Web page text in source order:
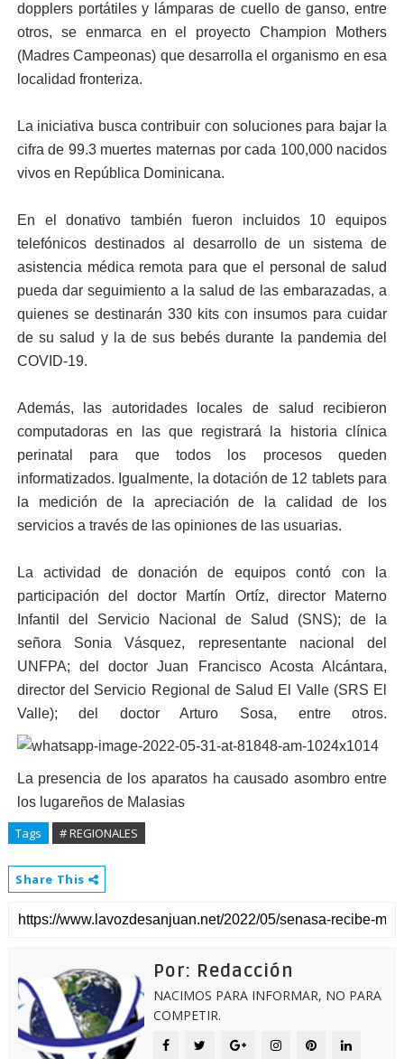
dopplers portátiles y lámparas de cuello de ganso, entre
otros, se enmarca en el proyecto Champion Mothers
(Madres Campeonas) que desarrolla el organismo en esa
localidad fronteriza.
La iniciativa busca contribuir con soluciones para bajar la
cifra de 99.3 muertes maternas por cada 100,000 nacidos
vivos en República Dominicana.
En el donativo también fueron incluidos 10 equipos
telefónicos destinados al desarrollo de un sistema de
asistencia médica remota para que el personal de salud
pueda dar seguimiento a la salud de las embarazadas, a
quienes se destinarán 330 kits con insumos para cuidar
de su salud y la de sus bebés durante la pandemia del
COVID-19.
Además, las autoridades locales de salud recibieron
computadoras en las que registrará la historia clínica
perinatal para que todos los procesos queden
informatizados. Igualmente, la dotación de 12 tablets para
la medición de la apreciación de la calidad de los
servicios a través de las opiniones de las usuarias.
La actividad de donación de equipos contó con la
participación del doctor Martín Ortíz, director Materno
Infantil del Servicio Nacional de Salud (SNS); de la
señora Sonia Vásquez, representante nacional del
UNFPA; del doctor Juan Francisco Acosta Alcántara,
director del Servicio Regional de Salud El Valle (SRS El
Valle); del doctor Arturo Sosa, entre otros.
La presencia de los aparatos ha causado asombro entre
los lugareños de Malasias
Tags # REGIONALES
Share This
Por: Redacción
NACIMOS PARA INFORMAR, NO PARA
COMPETIR.